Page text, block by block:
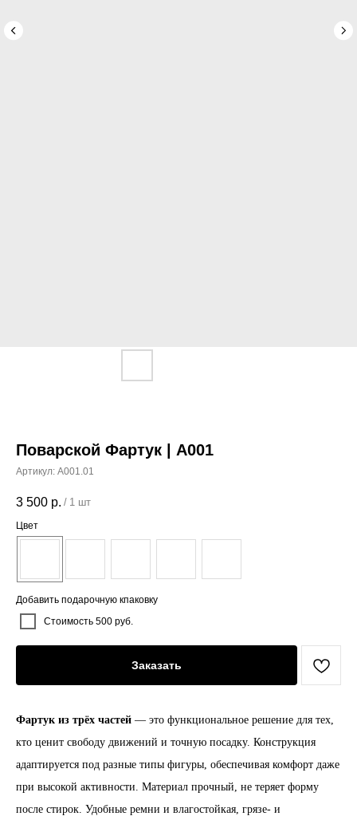
Поварской Фартук | A001
Артикул: A001.01
3 500 р. / 1 шт
Цвет
Добавить подарочную кпаковку
Стоимость 500 руб.
Заказать
Фартук из трёх частей — это функциональное решение для тех,
кто ценит свободу движений и точную посадку. Конструкция
адаптируется под разные типы фигуры, обеспечивая комфорт даже
при высокой активности. Материал прочный, не теряет форму
после стирок. Удобные ремни и влагостойкая, грязе- и